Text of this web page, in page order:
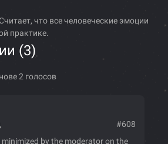
что все человеческие эмоции
практике.
(3)
2 голосов
#608
by the moderator on the